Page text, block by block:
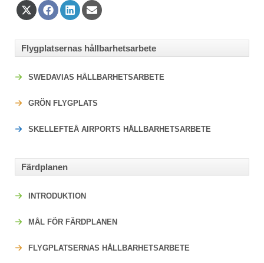
Dela
på
Dela
på
Dela
på
Dela
på
Flygplatsernas hållbarhetsarbete
SWEDAVIAS HÅLLBARHETSARBETE
GRÖN FLYGPLATS
SKELLEFTEÅ AIRPORTS HÅLLBARHETSARBETE
Färdplanen
INTRODUKTION
MÅL FÖR FÄRDPLANEN
FLYGPLATSERNAS HÅLLBARHETSARBETE